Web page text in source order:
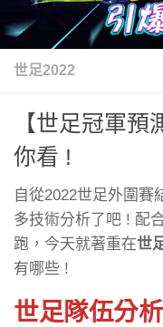
世足2022
【世足冠軍
你看 !
自從2022世足外圍賽
多技術分析了吧 ! 配
跑，今天就著重在世
有哪些 !
世足隊伍分